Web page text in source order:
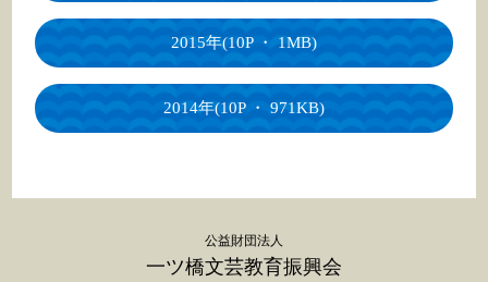
2015年(10P ・ 1MB)
2014年(10P ・ 971KB)
公益財団法人
一ツ橋文芸教育振興会